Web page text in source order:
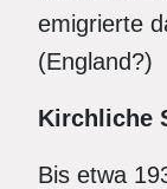
emigrierte
(England?)
Kirchliche
Bis etwa